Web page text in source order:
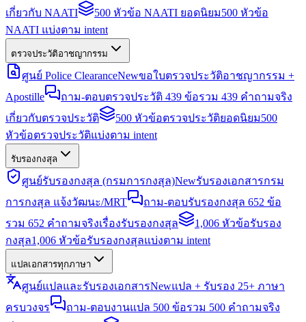
เกี่ยวกับ NAATI
500 หัวข้อ NAATI ยอดนิยม500 หัวข้อ
NAATI แบ่งตาม intent
ตรวจประวัติอาชญากรรม
ศูนย์ Police ClearanceNewขอใบตรวจประวัติอาชญากรรม +
Apostille
ถาม-ตอบตรวจประวัติ 439 ข้อรวม 439 คำถามจริง
เกี่ยวกับตรวจประวัติ
500 หัวข้อตรวจประวัติยอดนิยม500
หัวข้อตรวจประวัติแบ่งตาม intent
รับรองกงสุล
ศูนย์รับรองกงสุล (กรมการกงสุล)Newรับรองเอกสารกรม
การกงสุล แจ้งวัฒนะ/MRT
ถาม-ตอบรับรองกงสุล 652 ข้อ
รวม 652 คำถามจริงเรื่องรับรองกงสุล
1,006 หัวข้อรับรอง
กงสุล1,006 หัวข้อรับรองกงสุลแบ่งตาม intent
แปลเอกสารทุกภาษา
ศูนย์แปลและรับรองเอกสารNewแปล + รับรอง 25+ ภาษา
ครบวงจร
ถาม-ตอบงานแปล 500 ข้อรวม 500 คำถามจริง